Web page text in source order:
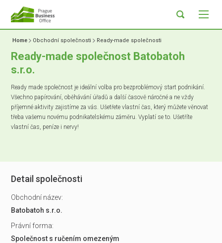
Home Obchodní společnosti Ready-made společnosti
Ready-made společnost Batobatoh
s.r.o.
Ready made společnost je ideální volba pro bezproblémový start podnikání.
Všechno papírování, oběhávání úřadů a další časově náročné a ne vždy
příjemné aktivity zajistíme za vás. Ušetřete vlastní čas, který můžete věnovat
třeba vašemu novému podnikatelskému záměru. Vyplatí se to. Ušetříte
vlastní čas, peníze i nervy!
Detail společnosti
Obchodní název:
Batobatoh s.r.o.
Právní forma:
Společnost s ručením omezeným